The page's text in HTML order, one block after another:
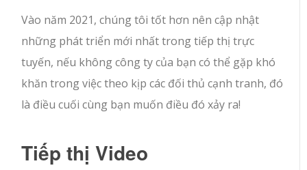
Vào năm 2021, chúng tôi tốt hơn nên cập nhật
những phát triển mới nhất trong tiếp thị trực
tuyến, nếu không công ty của bạn có thể gặp khó
khăn trong việc theo kịp các đối thủ cạnh tranh, đó
là điều cuối cùng bạn muốn điều đó xảy ra!
Tiếp thị Video